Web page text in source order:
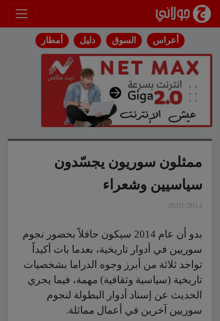
انتقل إلى المحتوى
أعراس السوق دليل أمطار
ممثلون سوريون يجسّدون
سياسيين وشعراء
28/01/2014
بدو أن عام 2014 سيكون حافلاً بحضور نجوم
سوريين في أدوار تاريخية، بعدما بات أكيداً
تواجد ثلاثة من أبرز وجوه الدراما بشخصيات
تاريخية (سياسية وثقافية) مهمة، فيما يجري
الحديث عن إسناد أدوار البطولة لنجوم
سوريين آخرين في أعمال مماثلة.